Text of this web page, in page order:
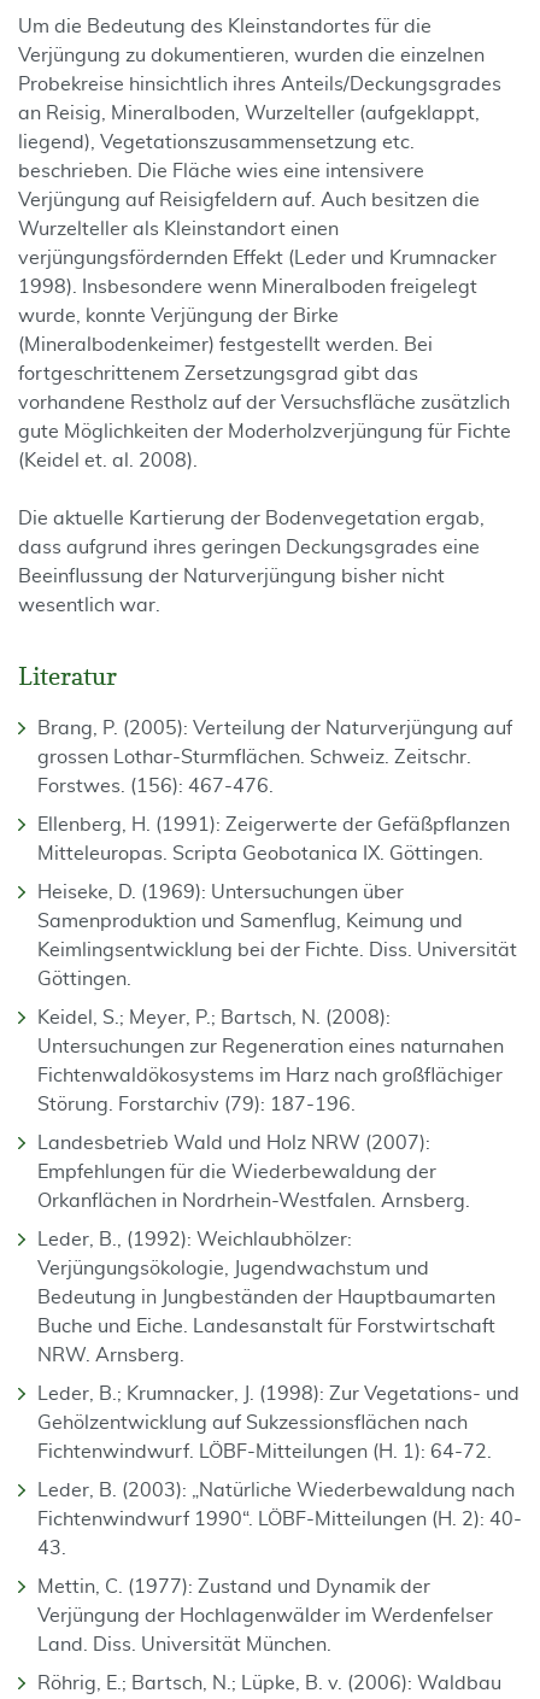
Um die Bedeutung des Kleinstandortes für die
Verjüngung zu dokumentieren, wurden die einzelnen
Probekreise hinsichtlich ihres Anteils/Deckungsgrades
an Reisig, Mineralboden, Wurzelteller (aufgeklappt,
liegend), Vegetationszusammensetzung etc.
beschrieben. Die Fläche wies eine intensivere
Verjüngung auf Reisigfeldern auf. Auch besitzen die
Wurzelteller als Kleinstandort einen
verjüngungsfördernden Effekt (Leder und Krumnacker
1998). Insbesondere wenn Mineralboden freigelegt
wurde, konnte Verjüngung der Birke
(Mineralbodenkeimer) festgestellt werden. Bei
fortgeschrittenem Zersetzungsgrad gibt das
vorhandene Restholz auf der Versuchsfläche zusätzlich
gute Möglichkeiten der Moderholzverjüngung für Fichte
(Keidel et. al. 2008).
Die aktuelle Kartierung der Bodenvegetation ergab,
dass aufgrund ihres geringen Deckungsgrades eine
Beeinflussung der Naturverjüngung bisher nicht
wesentlich war.
Literatur
Brang, P. (2005): Verteilung der Naturverjüngung auf
grossen Lothar-Sturmflächen. Schweiz. Zeitschr.
Forstwes. (156): 467-476.
Ellenberg, H. (1991): Zeigerwerte der Gefäßpflanzen
Mitteleuropas. Scripta Geobotanica IX. Göttingen.
Heiseke, D. (1969): Untersuchungen über
Samenproduktion und Samenflug, Keimung und
Keimlingsentwicklung bei der Fichte. Diss. Universität
Göttingen.
Keidel, S.; Meyer, P.; Bartsch, N. (2008):
Untersuchungen zur Regeneration eines naturnahen
Fichtenwaldökosystems im Harz nach großflächiger
Störung. Forstarchiv (79): 187-196.
Landesbetrieb Wald und Holz NRW (2007):
Empfehlungen für die Wiederbewaldung der
Orkanflächen in Nordrhein-Westfalen. Arnsberg.
Leder, B., (1992): Weichlaubhölzer:
Verjüngungsökologie, Jugendwachstum und
Bedeutung in Jungbeständen der Hauptbaumarten
Buche und Eiche. Landesanstalt für Forstwirtschaft
NRW. Arnsberg.
Leder, B.; Krumnacker, J. (1998): Zur Vegetations- und
Gehölzentwicklung auf Sukzessionsflächen nach
Fichtenwindwurf. LÖBF-Mitteilungen (H. 1): 64-72.
Leder, B. (2003): „Natürliche Wiederbewaldung nach
Fichtenwindwurf 1990“. LÖBF-Mitteilungen (H. 2): 40-
43.
Mettin, C. (1977): Zustand und Dynamik der
Verjüngung der Hochlagenwälder im Werdenfelser
Land. Diss. Universität München.
Röhrig, E.; Bartsch, N.; Lüpke, B. v. (2006): Waldbau